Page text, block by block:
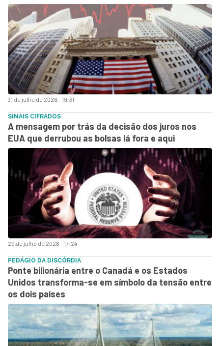
31 de julho de 2026 - 19:31
29 de julho de 2026 - 17:24
SINAIS CIFRADOS
A mensagem por trás da decisão dos juros nos
EUA que derrubou as bolsas lá fora e aqui
PEDÁGIO DA DISCÓRDIA
Ponte bilionária entre o Canadá e os Estados
Unidos transforma-se em símbolo da tensão entre
os dois países